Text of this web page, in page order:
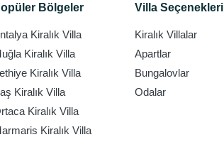
Bölgeler
Kiralık Villa
Kiralık Villa
Kiralık Villa
Kiralık Villa
Kiralık Villa
Kiralık Villa
Villa Seçenekleri
Kiralık Villalar
Apartlar
Bungalovlar
Odalar